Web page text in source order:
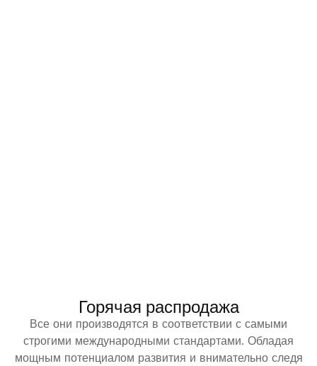
Горячая распродажа
Все они производятся в соответствии с самыми
строгими международными стандартами. Обладая
мощным потенциалом развития и внимательно следя